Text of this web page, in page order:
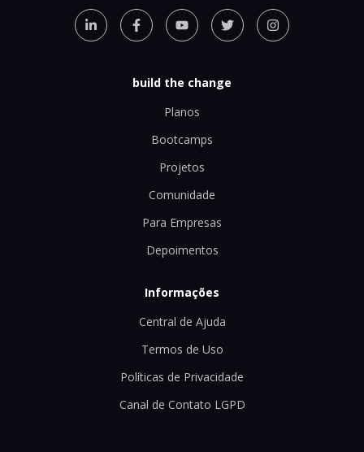
build the change
Planos
Bootcamps
Projetos
Comunidade
Para Empresas
Depoimentos
Informações
Central de Ajuda
Termos de Uso
Políticas de Privacidade
Canal de Contato LGPD